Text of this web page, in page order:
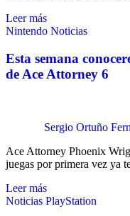
Leer más
Nintendo Noticias
Esta semana
de Ace Attorney 6
Sergio Ortuño
Ace Attorney Phoenix
juegas por primera vez ya
Leer más
Noticias PlayStation